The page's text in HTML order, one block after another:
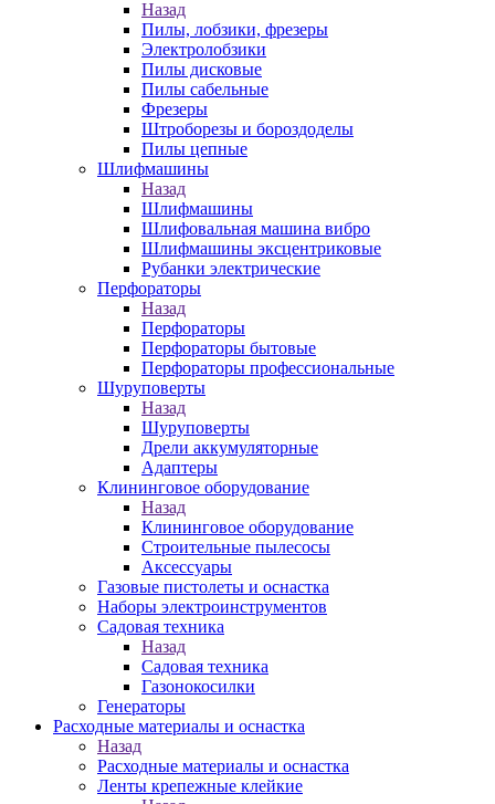
Назад
Пилы, лобзики, фрезеры
Электролобзики
Пилы дисковые
Пилы сабельные
Фрезеры
Штроборезы и бороздоделы
Пилы цепные
Шлифмашины
Назад
Шлифмашины
Шлифовальная машина вибро
Шлифмашины эксцентриковые
Рубанки электрические
Перфораторы
Назад
Перфораторы
Перфораторы бытовые
Перфораторы профессиональные
Шуруповерты
Назад
Шуруповерты
Дрели аккумуляторные
Адаптеры
Клининговое оборудование
Назад
Клининговое оборудование
Строительные пылесосы
Аксессуары
Газовые пистолеты и оснастка
Наборы электроинструментов
Садовая техника
Назад
Садовая техника
Газонокосилки
Генераторы
Расходные материалы и оснастка
Назад
Расходные материалы и оснастка
Ленты крепежные клейкие